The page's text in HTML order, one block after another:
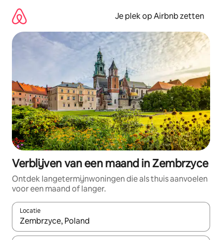
direct
naar
inhoud
Je plek op Airbnb zetten
Verblijven van een maand in Zembrzyce
Ontdek langetermijnwoningen die als thuis aanvoelen
voor een maand of langer.
Locatie
Wanneer er resultaten beschikbaar zijn, maak je een keuze